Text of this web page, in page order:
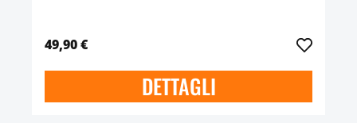
49,90 €
DETTAGLI